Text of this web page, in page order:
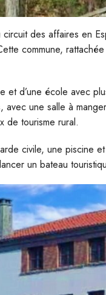
des affaires en
commune,
et d’une école avec
une salle à
de tourisme rural.
civile, une piscine
un bateau